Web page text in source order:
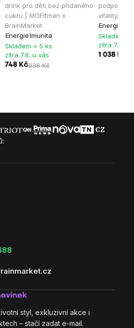
drink pro děti bez přidaného
cukru | MGFitman x
BrainMarket
EnergieImunita
Skladem > 5 ks
zítra 7.8. u vás
748 Kč936 Kč
podporu
vitality,
Energie
Skladem >
zítra 7.8. u
1 038 Kč
styl, exkluzivní akce i
– stačí zadat e-mail.